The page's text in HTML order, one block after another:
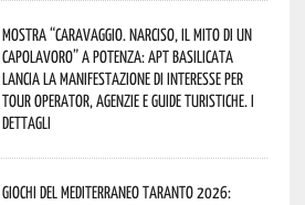
Mostra “Caravaggio. Narciso, il mito di un
capolavoro” a Potenza: APT Basilicata
lancia la manifestazione di interesse per
Tour Operator, Agenzie e Guide Turistiche. I
dettagli
Giochi del Mediterraneo Taranto 2026: